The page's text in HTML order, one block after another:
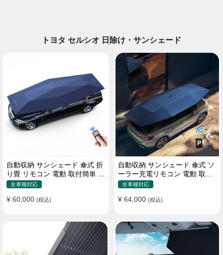
トヨタ セルシオ 日除け・サンシェード
自動収納 サンシェード 傘式 折
り畳 リモコン 電動 取付簡単 汎
用 防風
全車種対応
¥ 60,000 (税込)
自動収納 サンシェード 傘式 ソ
ーラー充電リモコン 電動 取付
簡単 汎用
全車種対応
¥ 64,000 (税込)